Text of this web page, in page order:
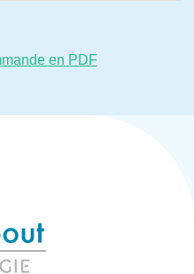
en PDF